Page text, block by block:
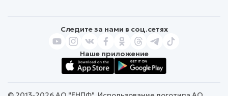
Следите за нами в соц.сетях
Наше приложение